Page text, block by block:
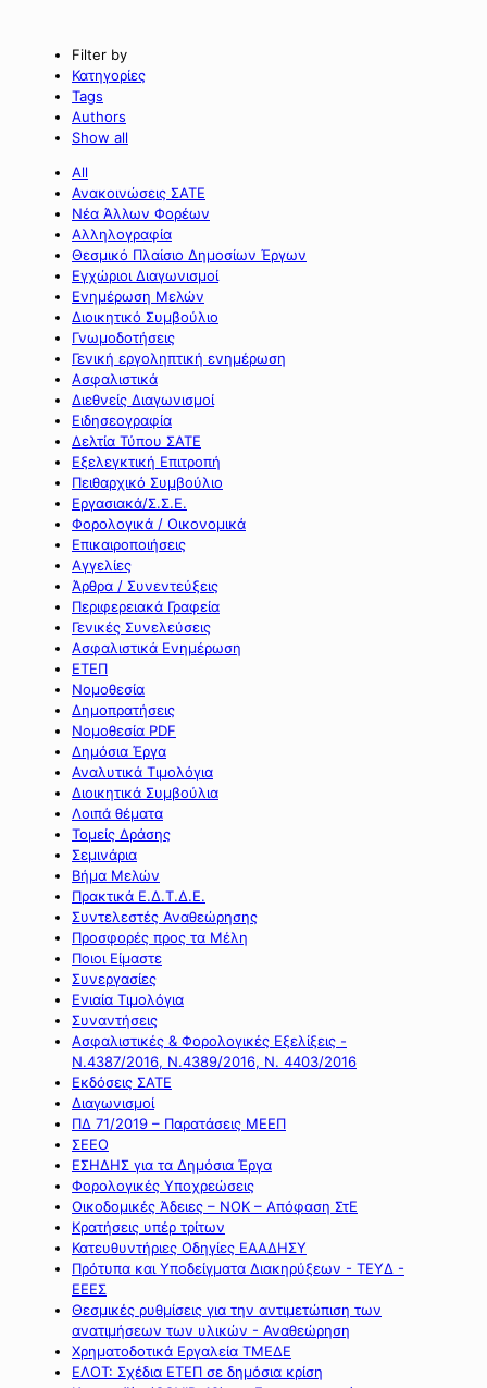
Filter by
Κατηγορίες
Tags
Authors
Show all
All
Ανακοινώσεις ΣΑΤΕ
Νέα Άλλων Φορέων
Αλληλογραφία
Θεσμικό Πλαίσιο Δημοσίων Έργων
Εγχώριοι Διαγωνισμοί
Ενημέρωση Μελών
Διοικητικό Συμβούλιο
Γνωμοδοτήσεις
Γενική εργοληπτική ενημέρωση
Ασφαλιστικά
Διεθνείς Διαγωνισμοί
Ειδησεογραφία
Δελτία Τύπου ΣΑΤΕ
Εξελεγκτική Επιτροπή
Πειθαρχικό Συμβούλιο
Εργασιακά/Σ.Σ.Ε.
Φορολογικά / Οικονομικά
Επικαιροποιήσεις
Αγγελίες
Άρθρα / Συνεντεύξεις
Περιφερειακά Γραφεία
Γενικές Συνελεύσεις
Ασφαλιστικά Ενημέρωση
ΕΤΕΠ
Νομοθεσία
Δημοπρατήσεις
Νομοθεσία PDF
Δημόσια Έργα
Αναλυτικά Τιμολόγια
Διοικητικά Συμβούλια
Λοιπά θέματα
Τομείς Δράσης
Σεμινάρια
Βήμα Μελών
Πρακτικά Ε.Δ.Τ.Δ.Ε.
Συντελεστές Αναθεώρησης
Προσφορές προς τα Μέλη
Ποιοι Είμαστε
Συνεργασίες
Ενιαία Τιμολόγια
Συναντήσεις
Ασφαλιστικές & Φορολογικές Εξελίξεις -
Ν.4387/2016, Ν.4389/2016, Ν. 4403/2016
Εκδόσεις ΣΑΤΕ
Διαγωνισμοί
ΠΔ 71/2019 – Παρατάσεις ΜΕΕΠ
ΣΕΕΟ
ΕΣΗΔΗΣ για τα Δημόσια Έργα
Φορολογικές Υποχρεώσεις
Οικοδομικές Άδειες – ΝΟΚ – Απόφαση ΣτΕ
Κρατήσεις υπέρ τρίτων
Κατευθυντήριες Οδηγίες ΕΑΑΔΗΣΥ
Πρότυπα και Υποδείγματα Διακηρύξεων - ΤΕΥΔ -
ΕΕΕΣ
Θεσμικές ρυθμίσεις για την αντιμετώπιση των
ανατιμήσεων των υλικών - Αναθεώρηση
Χρηματοδοτικά Εργαλεία ΤΜΕΔΕ
ΕΛΟΤ: Σχέδια ΕΤΕΠ σε δημόσια κρίση